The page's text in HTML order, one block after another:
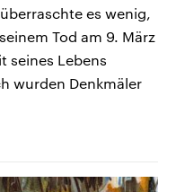
es wenig,
Tod am 9. März
seines Lebens
wurden Denkmäler